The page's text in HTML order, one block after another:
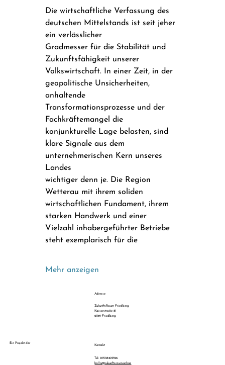
Die wirtschaftliche Verfassung des
deutschen Mittelstands ist seit jeher
ein verlässlicher
Gradmesser für die Stabilität und
Zukunftsfähigkeit unserer
Volkswirtschaft. In einer Zeit, in der
geopolitische Unsicherheiten,
anhaltende
Transformationsprozesse und der
Fachkräftemangel die
konjunkturelle Lage belasten, sind
klare Signale aus dem
unternehmerischen Kern unseres
Landes
wichtiger denn je. Die Region
Wetterau mit ihrem soliden
wirtschaftlichen Fundament, ihrem
starken Handwerk und einer
Vielzahl inhabergeführter Betriebe
steht exemplarisch für die
Mehr anzeigen
Ein Projekt der
Adresse
ZukunftsRaum Friedberg
Kaiserstraße 81
61169 Friedberg
Kontakt
Tel: 015118405596
hallo@zukunftsraum.online